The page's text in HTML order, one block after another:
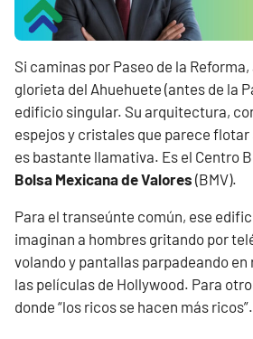
Si caminas por Paseo de la
glorieta del Ahuehuete (antes de la
edificio singular. Su arquitectura,
espejos y cristales que parece
es bastante llamativa. Es el Centro
Bolsa Mexicana de Valores (BMV).
Para el transeúnte común, ese
imaginan a hombres gritando por
volando y pantallas parpadeando en
las películas de Hollywood. Para
donde “los ricos se hacen más ricos”.